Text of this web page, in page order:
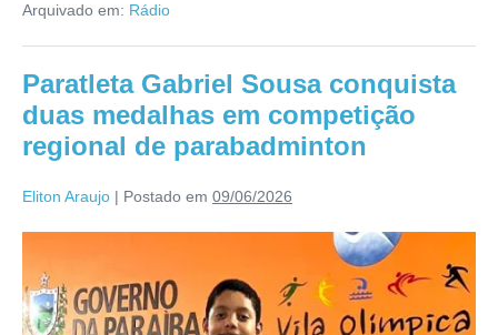
Arquivado em: Rádio
Paratleta Gabriel Sousa conquista
duas medalhas em competição
regional de parabadminton
Eliton Araujo | Postado em 09/06/2026